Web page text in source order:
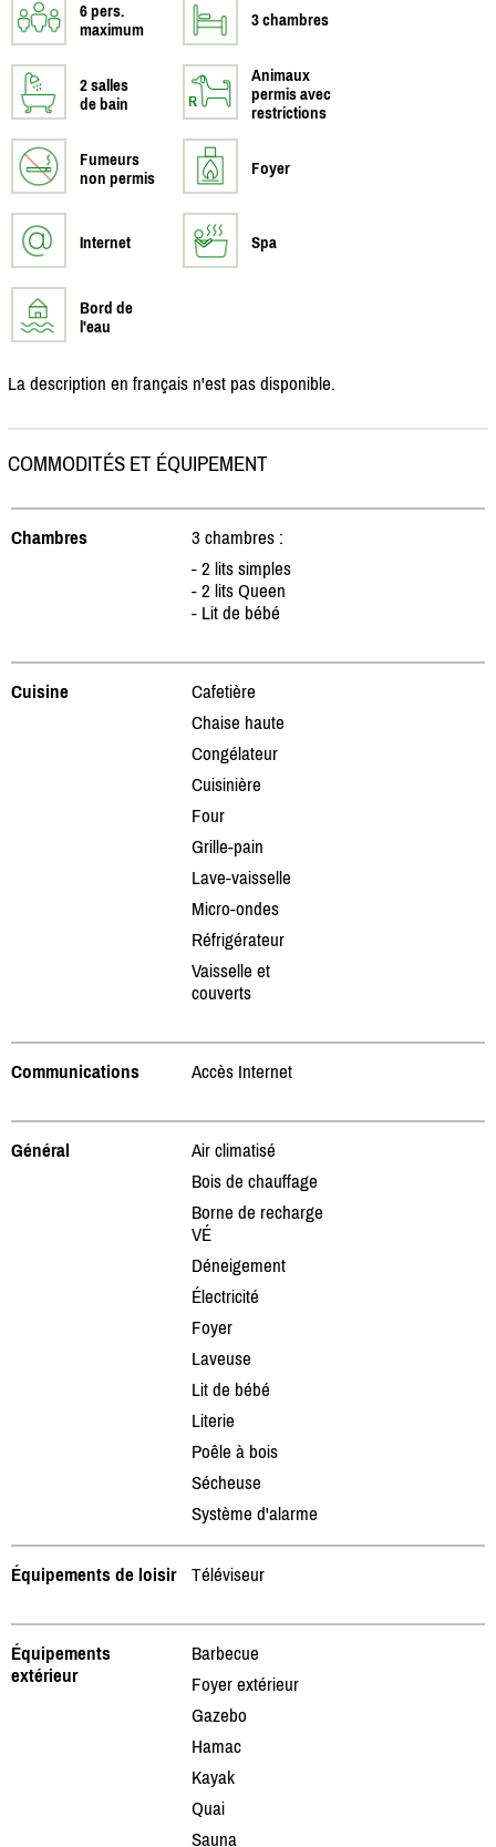
6 pers.
maximum
3 chambres
2 salles
de bain
Animaux
permis avec
restrictions
Fumeurs
non permis
Foyer
Internet Spa
Bord de
l'eau
La description en français n'est pas disponible.
COMMODITÉS ET ÉQUIPEMENT
Chambres
3 chambres :
- 2 lits simples
- 2 lits Queen
- Lit de bébé
Cuisine
Cafetière
Chaise haute
Congélateur
Cuisinière
Four
Grille-pain
Lave-vaisselle
Micro-ondes
Réfrigérateur
Vaisselle et
couverts
Communications Accès Internet
Général
Air climatisé
Bois de chauffage
Borne de recharge
VÉ
Déneigement
Électricité
Foyer
Laveuse
Lit de bébé
Literie
Poêle à bois
Sécheuse
Système d'alarme
Équipements de loisir Téléviseur
Équipements
extérieur
Barbecue
Foyer extérieur
Gazebo
Hamac
Kayak
Quai
Sauna